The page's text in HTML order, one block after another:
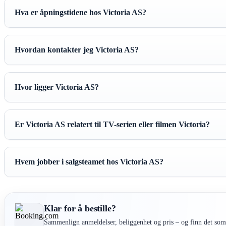
Hva er åpningstidene hos Victoria AS?
Hvordan kontakter jeg Victoria AS?
Hvor ligger Victoria AS?
Er Victoria AS relatert til TV-serien eller filmen Victoria?
Hvem jobber i salgsteamet hos Victoria AS?
Klar for å bestille?
Sammenlign anmeldelser, beliggenhet og pris – og finn det som